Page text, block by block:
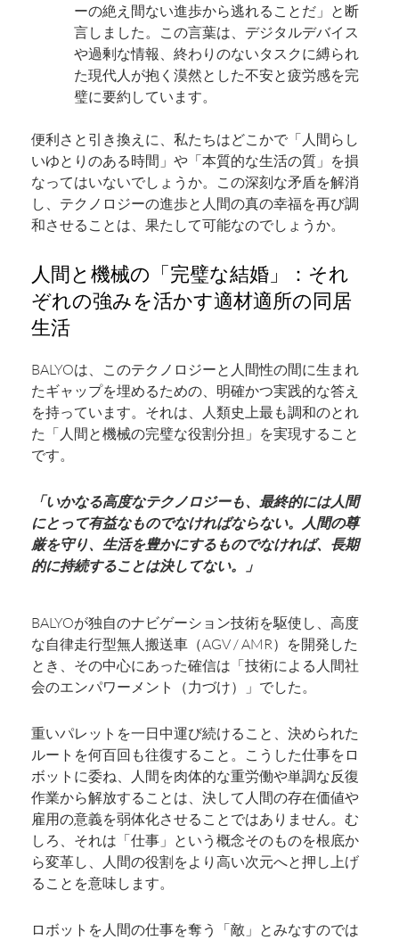
ーの絶え間ない進歩から逃れることだ」と断
言しました。この言葉は、デジタルデバイス
や過剰な情報、終わりのないタスクに縛られ
た現代人が抱く漠然とした不安と疲労感を完
璧に要約しています。
便利さと引き換えに、私たちはどこかで「人間らし
いゆとりのある時間」や「本質的な生活の質」を損
なってはいないでしょうか。この深刻な矛盾を解消
し、テクノロジーの進歩と人間の真の幸福を再び調
和させることは、果たして可能なのでしょうか。
人間と機械の「完璧な結婚」：それ
ぞれの強みを活かす適材適所の同居
生活
BALYOは、このテクノロジーと人間性の間に生まれ
たギャップを埋めるための、明確かつ実践的な答え
を持っています。それは、人類史上最も調和のとれ
た「人間と機械の完璧な役割分担」を実現すること
です。
「いかなる高度なテクノロジーも、最終的には人間
にとって有益なものでなければならない。人間の尊
厳を守り、生活を豊かにするものでなければ、長期
的に持続することは決してない。」
BALYOが独自のナビゲーション技術を駆使し、高度
な自律走行型無人搬送車（AGV / AMR）を開発した
とき、その中心にあった確信は「技術による人間社
会のエンパワーメント（力づけ）」でした。
重いパレットを一日中運び続けること、決められた
ルートを何百回も往復すること。こうした仕事をロ
ボットに委ね、人間を肉体的な重労働や単調な反復
作業から解放することは、決して人間の存在価値や
雇用の意義を弱体化させることではありません。む
しろ、それは「仕事」という概念そのものを根底か
ら変革し、人間の役割をより高い次元へと押し上げ
ることを意味します。
ロボットを人間の仕事を奪う「敵」とみなすのでは